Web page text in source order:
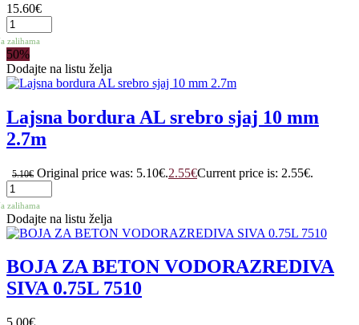
15.60€
zalihama
50%
Dodajte na listu želja
Lajsna bordura AL srebro sjaj 10 mm
2.7m
5.10€ Original price was: 5.10€.2.55€Current price is: 2.55€.
zalihama
Dodajte na listu želja
BOJA ZA BETON VODORAZREDIVA
SIVA 0.75L 7510